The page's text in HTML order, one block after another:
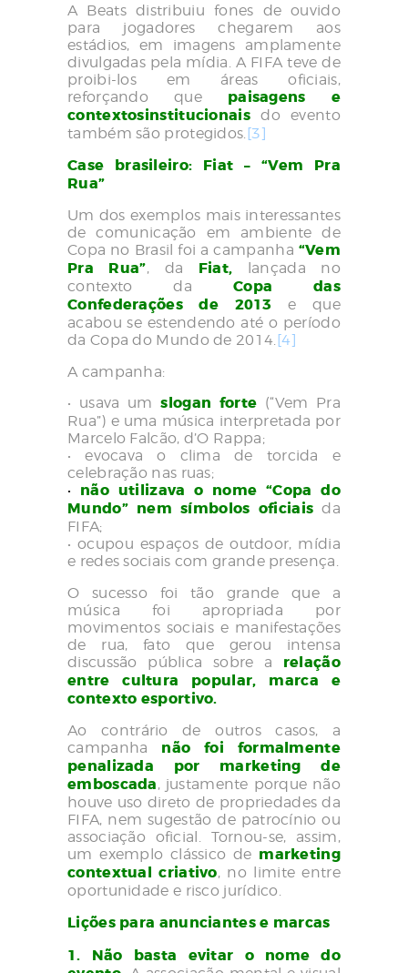
A Beats distribuiu fones de ouvido
para jogadores chegarem aos
estádios, em imagens amplamente
divulgadas pela mídia. A FIFA teve de
proibi-los em áreas oficiais,
reforçando que paisagens e
contextosinstitucionaisdo evento
também são protegidos.[3]
Case brasileiro: Fiat – “Vem Pra
Rua”
Um dos exemplos mais interessantes
de comunicação em ambiente de
Copa no Brasil foi a campanha “Vem
Pra Rua”, da Fiat, lançada no
contexto da Copa das
Confederações de 2013e que
acabou se estendendo até o período
da Copa do Mundo de 2014.[4]
A campanha:
• usava umslogan forte (“Vem Pra
Rua”) e uma música interpretada por
Marcelo Falcão, d’O Rappa;
• evocava o clima de torcida e
celebração nas ruas;
• não utilizava o nome “Copa do
Mundo” nem símbolos oficiais da
FIFA;
• ocupou espaços de outdoor, mídia
e redes sociais com grande presença.
O sucesso foi tão grande que a
música foi apropriada por
movimentos sociais e manifestações
de rua, fato que gerou intensa
discussão pública sobre a relação
entre cultura popular, marca e
contexto esportivo.
Ao contrário de outros casos, a
campanha não foi formalmente
penalizada por marketing de
emboscada, justamente porque não
houve uso direto de propriedades da
FIFA, nem sugestão de patrocínio ou
associação oficial. Tornou-se, assim,
um exemplo clássico de marketing
contextual criativo, no limite entre
oportunidade e risco jurídico.
Lições para anunciantes e marcas
1. Não basta evitar o nome do